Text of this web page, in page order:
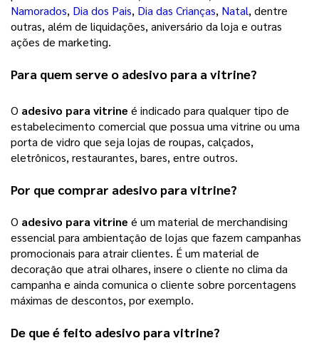
Namorados, Dia dos Pais, Dia das Crianças, Natal, dentre
outras, além de liquidações, aniversário da loja e outras
ações de marketing.
Para quem serve o adesivo para a vitrine?
O adesivo para vitrine é indicado para qualquer tipo de
estabelecimento comercial que possua uma vitrine ou uma
porta de vidro que seja lojas de roupas, calçados,
eletrônicos, restaurantes, bares, entre outros.
Por que comprar adesivo para vitrine?
O adesivo para vitrine é um material de merchandising
essencial para ambientação de lojas que fazem campanhas
promocionais para atrair clientes. É um material de
decoração que atrai olhares, insere o cliente no clima da
campanha e ainda comunica o cliente sobre porcentagens
máximas de descontos, por exemplo.
De que é feito adesivo para vitrine?